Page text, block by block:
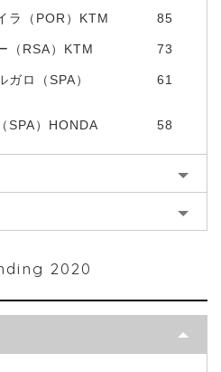
ラ（POR）KTM 85
（RSA）KTM 73
ガロ（SPA）
61
SPA）HONDA 58
2020